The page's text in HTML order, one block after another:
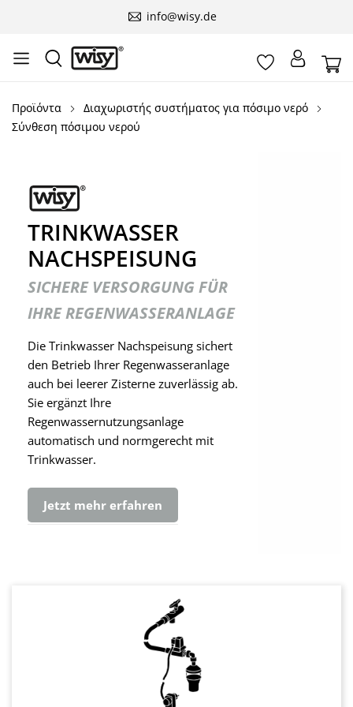
info@wisy.de
Προϊόντα
Διαχωριστής συστήματος για πόσιμο νερό
Σύνθεση πόσιμου νερού
TRINKWASSER
NACHSPEISUNG
SICHERE VERSORGUNG FÜR
IHRE REGENWASSERANLAGE
Die Trinkwasser Nachspeisung sichert
den Betrieb Ihrer Regenwasseranlage
auch bei leerer Zisterne zuverlässig ab.
Sie ergänzt Ihre
Regenwassernutzungsanlage
automatisch und normgerecht mit
Trinkwasser.
Jetzt mehr erfahren